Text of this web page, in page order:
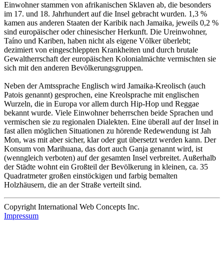
Einwohner stammen von afrikanischen Sklaven ab, die besonders
im 17. und 18. Jahrhundert auf die Insel gebracht wurden. 1,3 %
kamen aus anderen Staaten der Karibik nach Jamaika, jeweils 0,2 %
sind europäischer oder chinesischer Herkunft. Die Ureinwohner,
Taíno und Kariben, haben nicht als eigene Völker überlebt;
dezimiert von eingeschleppten Krankheiten und durch brutale
Gewaltherrschaft der europäischen Kolonialmächte vermischten sie
sich mit den anderen Bevölkerungsgruppen.
Neben der Amtssprache Englisch wird Jamaika-Kreolisch (auch
Patois genannt) gesprochen, eine Kreolsprache mit englischen
Wurzeln, die in Europa vor allem durch Hip-Hop und Reggae
bekannt wurde. Viele Einwohner beherrschen beide Sprachen und
vermischen sie zu regionalen Dialekten. Eine überall auf der Insel in
fast allen möglichen Situationen zu hörende Redewendung ist Jah
Mon, was mit aber sicher, klar oder gut übersetzt werden kann. Der
Konsum von Marihuana, das dort auch Ganja genannt wird, ist
(wenngleich verboten) auf der gesamten Insel verbreitet. Außerhalb
der Städte wohnt ein Großteil der Bevölkerung in kleinen, ca. 35
Quadratmeter großen einstöckigen und farbig bemalten
Holzhäusern, die an der Straße verteilt sind.
Copyright International Web Concepts Inc.
Impressum